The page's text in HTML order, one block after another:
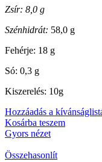
Zsír: 8,0 g
Szénhidrát: 58,0 g
Fehérje: 18 g
Só: 0,3 g
Kiszerelés: 10g
Hozzáadás a
Kosárba teszem
Gyors nézet
Összehasonlít